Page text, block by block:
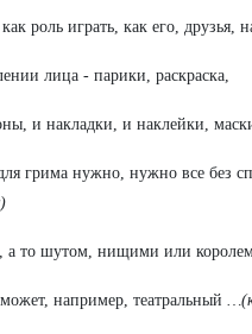
роль играть, как его, друзья,
лица - парики, раскраска,
и накладки, и наклейки,
грима нужно, нужно все без
а то шутом, нищими или
например, театральный